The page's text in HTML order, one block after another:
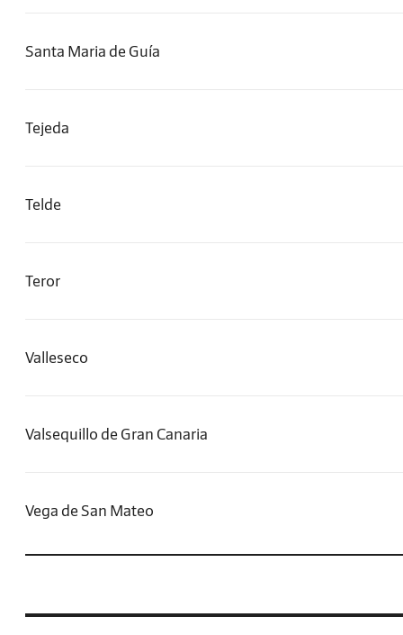
Santa Maria de Guía
Tejeda
Telde
Teror
Valleseco
Valsequillo de Gran Canaria
Vega de San Mateo